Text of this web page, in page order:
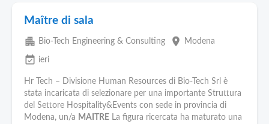
Maître di sala
apartment Bio-Tech Engineering & Consulting place Modena
event_available ieri
Hr Tech – Divisione Human Resources di Bio-Tech Srl è
stata incaricata di selezionare per una importante Struttura
del Settore Hospitality&Events con sede in provincia di
Modena, un/a MAITRE La figura ricercata ha maturato una